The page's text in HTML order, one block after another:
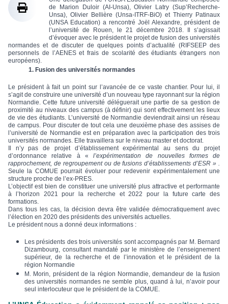
de Marion Duloir (AI-Unsa), Olivier Latry (Sup’Recherche-
Unsa), Olivier Bellière (Unsa-ITRF-BiO) et Thierry Patinaux
(UNSA Education) a rencontré Joël Alexandre, président de
l’université de Rouen, le 21 décembre 2018. Il s’agissait
d’évoquer avec le président le projet de fusion des universités
normandes et de discuter de quelques points d’actualité (RIFSEEP des
personnels de l’AENES et frais de scolarité des étudiants étrangers non
européens).
1. Fusion des universités normandes
Le président à fait un point sur l’avancée de ce vaste chantier. Pour lui, il
s’agit de construire une université d’un nouveau type rayonnant sur la région
Normandie. Cette future université déléguerait une partie de sa gestion de
proximité au niveaux des campus (à définir) qui sont effectivement les lieux
de vie des étudiants. L’université de Normandie deviendrait ainsi un réseau
de campus. Pour discuter de tout cela une deuxième phase des assises de
l’université de Normandie est en préparation avec la participation des trois
universités normandes. Elle travaillera sur le niveau master et doctorat.
Il n’y pas de projet d’établissement expérimental au sens du projet
d’ordonnance relative à « l’expérimentation de nouvelles formes de
rapprochement, de regroupement ou de fusions d’établissements d’ESR » .
Seule la COMUE pourrait évoluer pour redevenir expérimentalement une
structure proche de l’ex-PRES.
L’objectif est bien de constituer une université plus attractive et performante
à l’horizon 2021 pour la recherche et 2022 pour la future carte des
formations.
Dans tous les cas, la décision devra être validée démocratiquement avec
l’élection en 2020 des présidents des universités actuelles.
Le président nous a donné deux informations :
Les présidents des trois universités sont accompagnés par M. Bernard
Dizambourg, consultant mandaté par le ministère de l’enseignement
supérieur, de la recherche et de l’innovation et le président de la
région Normandie
M. Morin, président de la région Normandie, demandeur de la fusion
des universités normandes ne semble plus, quand à lui, n’avoir pour
seul interlocuteur que le président de la COMUE.